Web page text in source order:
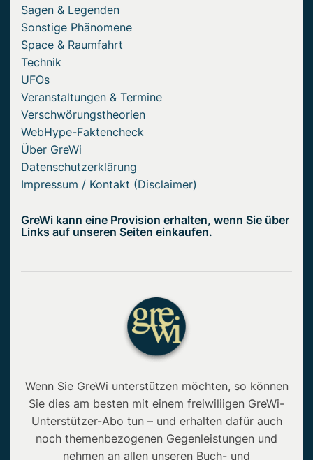
Sagen & Legenden
Sonstige Phänomene
Space & Raumfahrt
Technik
UFOs
Veranstaltungen & Termine
Verschwörungstheorien
WebHype-Faktencheck
Über GreWi
Datenschutzerklärung
Impressum / Kontakt (Disclaimer)
GreWi kann eine Provision erhalten, wenn Sie über
Links auf unseren Seiten einkaufen.
Wenn Sie GreWi unterstützen möchten, so können
Sie dies am besten mit einem freiwiliigen GreWi-
Unterstützer-Abo tun – und erhalten dafür auch
noch themenbezogenen Gegenleistungen und
nehmen an allen unseren Buch- und